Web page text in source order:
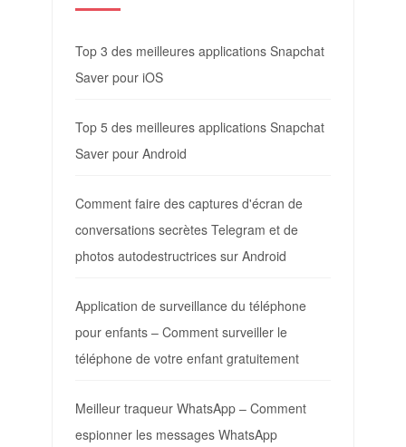
Top 3 des meilleures applications Snapchat
Saver pour iOS
Top 5 des meilleures applications Snapchat
Saver pour Android
Comment faire des captures d'écran de
conversations secrètes Telegram et de
photos autodestructrices sur Android
Application de surveillance du téléphone
pour enfants – Comment surveiller le
téléphone de votre enfant gratuitement
Meilleur traqueur WhatsApp – Comment
espionner les messages WhatsApp